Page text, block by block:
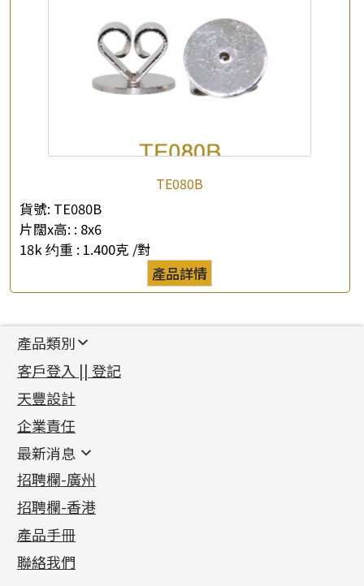
TE080B
貨號: TE080B
片闊x高: : 8x6
18k 约重 : 1.400克 /對
產品詳情
產品類別
新產品
足金系列
足金配件
機織鏈系列
珠仔鏈
镶口链
管狀網鏈
十字車花鏈系列
十字閃O鏈系列
十字錘打鏈系列
側身車花鏈系列
側身鏈系列
首飾配件
耳環類配件
卷迫系列
螺絲迫系列
梅花迫系列
平臺迫系列
綫拍系列
美拍系列
鏈類配件
動感車花吊墜
調節珠系列
生圈扣系列
龍蝦扣系列
鴨俐制系列
其他類配件
珠盤系列
袖口鈕系列
焊片及鐳射綫
空心車花管
珠類配件
無孔光身珠
空心光身珠
無孔批花珠
鑲口類
四爪頭系列
六爪頭系列
車花片
動感車花片
鑲口戒指
鑲口手鏈系列
首飾系列
手镯系列
戒指系列
空心耳環
空心车花管首饰链
空心手鐲系列
貴金屬原料
千足金
記憶金屬系列
記憶戒指
拉簧珠珠手鏈
記憶鈦手鐲
客戶登入 || 登記
天豐設計
企業責任
最新消息
最新消息
各項證書(2)
相片集(9)
展覽會資訊
最新產品資訊
招聘欄-廣州
招聘欄-香港
產品手冊
聯絡我們